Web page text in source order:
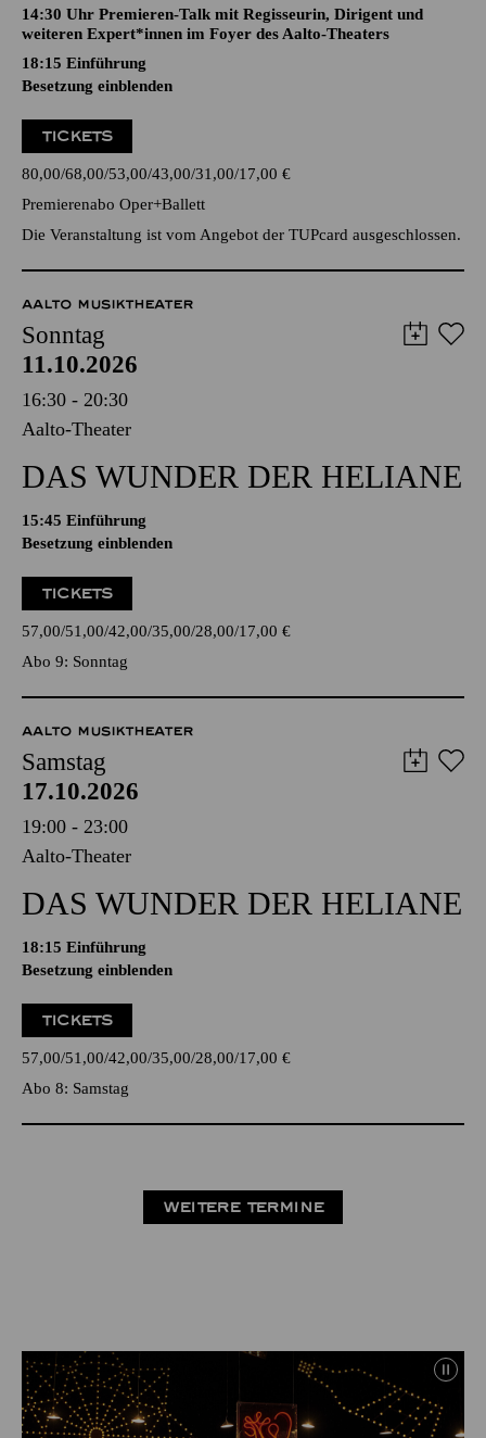
14:30 Uhr Premieren-Talk mit Regisseurin, Dirigent und
weiteren Expert*innen im Foyer des Aalto-Theaters
18:15 Einführung
Besetzung einblenden
TICKETS
80,00 68,00 53,00 43,00 31,00 17,00 €
Premierenabo Oper+Ballett
Die Veranstaltung ist vom Angebot der TUPcard ausgeschlossen.
AALTO MUSIKTHEATER
Sonntag
11.10.2026
16:30 - 20:30
Aalto-Theater
DAS WUNDER DER HELIANE
15:45 Einführung
Besetzung einblenden
TICKETS
57,00 51,00 42,00 35,00 28,00 17,00 €
Abo 9: Sonntag
AALTO MUSIKTHEATER
Samstag
17.10.2026
19:00 - 23:00
Aalto-Theater
DAS WUNDER DER HELIANE
18:15 Einführung
Besetzung einblenden
TICKETS
57,00 51,00 42,00 35,00 28,00 17,00 €
Abo 8: Samstag
WEITERE TERMINE